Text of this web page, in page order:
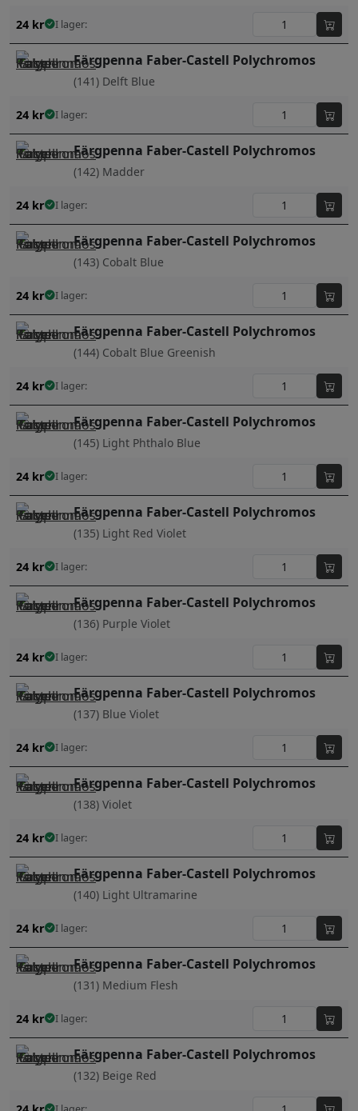
24 kr I lager:
Färgpenna Faber-Castell Polychromos
(141) Delft Blue
24 kr I lager:
Färgpenna Faber-Castell Polychromos
(142) Madder
24 kr I lager:
Färgpenna Faber-Castell Polychromos
(143) Cobalt Blue
24 kr I lager:
Färgpenna Faber-Castell Polychromos
(144) Cobalt Blue Greenish
24 kr I lager:
Färgpenna Faber-Castell Polychromos
(145) Light Phthalo Blue
24 kr I lager:
Färgpenna Faber-Castell Polychromos
(135) Light Red Violet
24 kr I lager:
Färgpenna Faber-Castell Polychromos
(136) Purple Violet
24 kr I lager:
Färgpenna Faber-Castell Polychromos
(137) Blue Violet
24 kr I lager:
Färgpenna Faber-Castell Polychromos
(138) Violet
24 kr I lager:
Färgpenna Faber-Castell Polychromos
(140) Light Ultramarine
24 kr I lager:
Färgpenna Faber-Castell Polychromos
(131) Medium Flesh
24 kr I lager:
Färgpenna Faber-Castell Polychromos
(132) Beige Red